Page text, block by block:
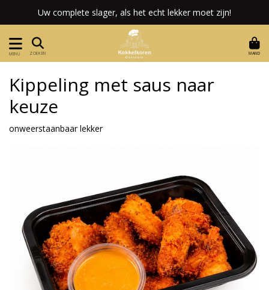
Uw complete slager, als het echt lekker moet zijn!
MENU ZOEKEN MAND
Kippeling met saus naar
keuze
onweerstaanbaar lekker